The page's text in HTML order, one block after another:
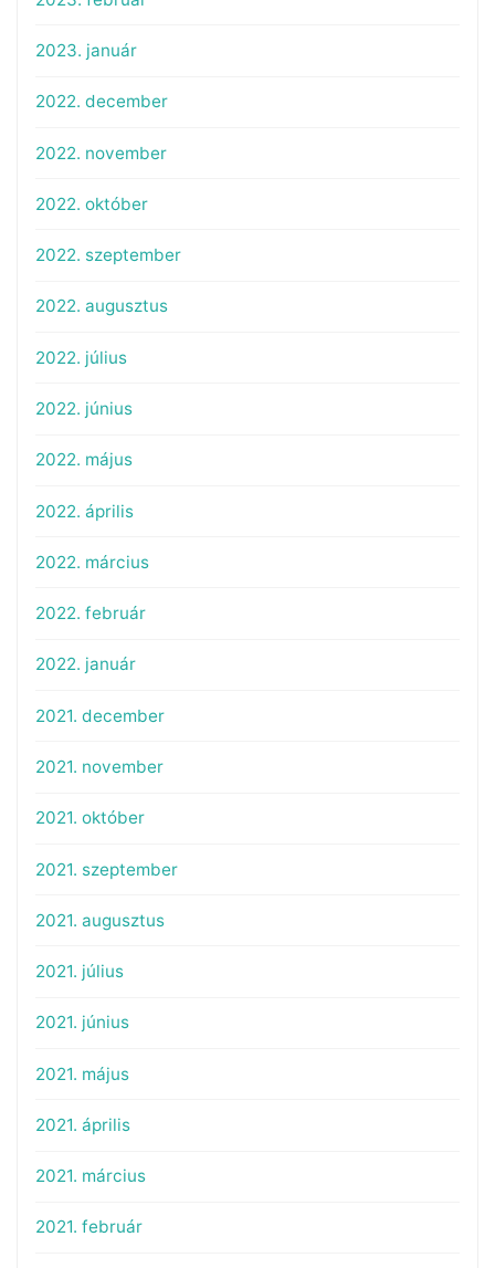
2023. január
2022. december
2022. november
2022. október
2022. szeptember
2022. augusztus
2022. július
2022. június
2022. május
2022. április
2022. március
2022. február
2022. január
2021. december
2021. november
2021. október
2021. szeptember
2021. augusztus
2021. július
2021. június
2021. május
2021. április
2021. március
2021. február